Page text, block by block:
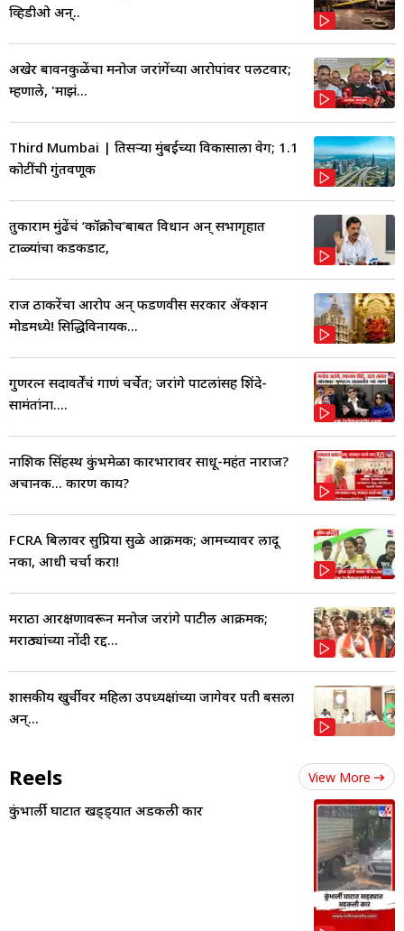
व्हिडीओ अन्..
अखेर बावनकुळेंचा मनोज जरांगेंच्या आरोपांवर पलटवार;
म्हणाले, 'माझं...
Third Mumbai | तिसऱ्या मुंबईच्या विकासाला वेग; 1.1
कोटींची गुंतवणूक
तुकाराम मुंढेंचं ‘कॉक्रोच’बाबत विधान अन् सभागृहात
टाळ्यांचा कडकडाट,
राज ठाकरेंचा आरोप अन् फडणवीस सरकार ॲक्शन
मोडमध्ये! सिद्धिविनायक...
गुणरत्न सदावर्तेंचं गाणं चर्चेत; जरांगे पाटलांसह शिंदे-
सामंतांना....
नाशिक सिंहस्थ कुंभमेळा कारभारावर साधू-महंत नाराज?
अचानक... कारण काय?
FCRA बिलावर सुप्रिया सुळे आक्रमक; आमच्यावर लादू
नका, आधी चर्चा करा!
मराठा आरक्षणावरून मनोज जरांगे पाटील आक्रमक;
मराठ्यांच्या नोंदी रद्द...
शासकीय खुर्चीवर महिला उपध्यक्षांच्या जागेवर पती बसला
अन्...
Reels View More
कुंभार्ली घाटात खड्ड्यात अडकली कार